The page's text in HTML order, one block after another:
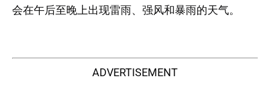
会在午后至晚上出现雷雨、强风和暴雨的天气。
ADVERTISEMENT